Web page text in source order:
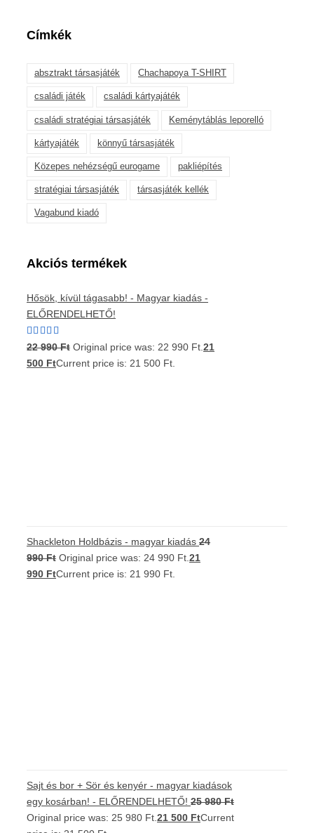
Címkék
absztrakt társasjáték Chachapoya T-SHIRT
családi játék családi kártyajáték
családi stratégiai társasjáték Keménytáblás leporelló
kártyajáték könnyű társasjáték
Közepes nehézségű eurogame pakliépítés
stratégiai társasjáték társasjáték kellék
Vagabund kiadó
Akciós termékek
Hősök, kívül tágasabb! - Magyar kiadás -
ELŐRENDELHETŐ!
Értékelés:
22 990Ft Original price was: 22 990 Ft. 21
500 FtCurrent price is: 21 500 Ft.
Shackleton Holdbázis - magyar kiadás 24
990Ft Original price was: 24 990 Ft. 21
990 FtCurrent price is: 21 990 Ft.
Sajt és bor + Sör és kenyér - magyar kiadások
egy kosárban! - ELŐRENDELHETŐ! 25 980Ft
Original price was: 25 980 Ft. 21 500 FtCurrent